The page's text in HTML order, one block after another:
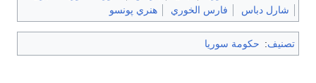
دباس
فارس الخوري هنري پونسو
: حكومة سوريا